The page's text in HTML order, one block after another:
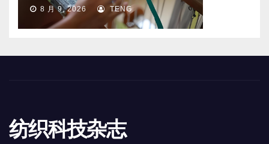
8 月 9, 2026 TENG
纺织科技杂志